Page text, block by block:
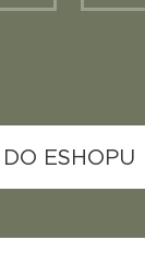
DO ESHOPU